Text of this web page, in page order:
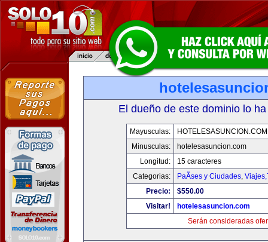
El dueño de este dominio lo
Mayusculas:
HOTELESASUNCION.COM
Minusculas:
hotelesasuncion.com
Longitud:
15 caracteres
Categorias:
PaÃ­ses y Ciudades,
Precio:
$550.00
Visitar!
hotelesasuncion.com
Serán consideradas